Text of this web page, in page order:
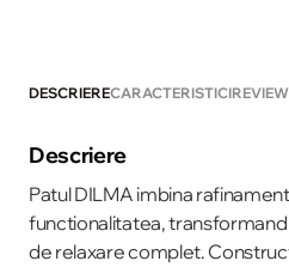
DESCRIERECARACTERISTICI
Descriere
Patul DILMA imbina
functionalitatea,
de relaxare complet.